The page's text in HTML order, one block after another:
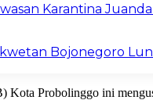
Karantina
Bojonegoro
Probolinggo ini